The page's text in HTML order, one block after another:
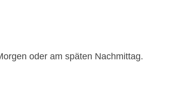
oder am späten Nachmittag.